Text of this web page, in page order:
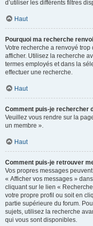
d’utiliser les différents filtres
Haut
Pourquoi ma recherche
Votre recherche a renvoyé
afficher. Utilisez la recherche
termes employés et dans la
effectuer une recherche.
Haut
Comment puis-je rechercher
Veuillez vous rendre sur la
un membre ».
Haut
Comment puis-je retrouver
Vos propres messages
« Afficher vos messages »
cliquant sur le lien «
votre propre profil ou soit en
partie supérieure du forum.
sujets, utilisez la recherche
qui vous sont disponibles.